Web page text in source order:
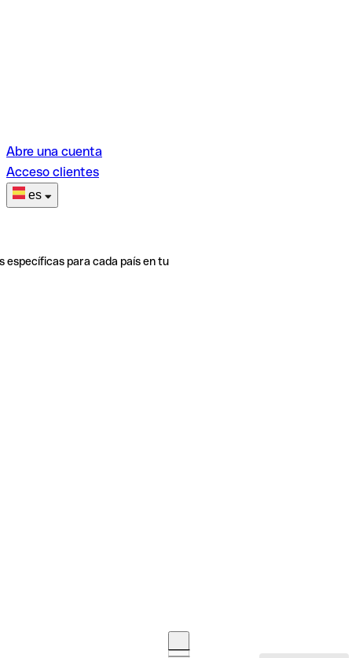
Abre una cuenta
Acceso clientes
es
específicas para cada país en tu